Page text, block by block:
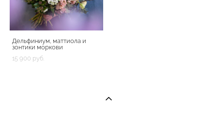
Дельфиниум, маттиола и
зонтики моркови
15 900 pуб.